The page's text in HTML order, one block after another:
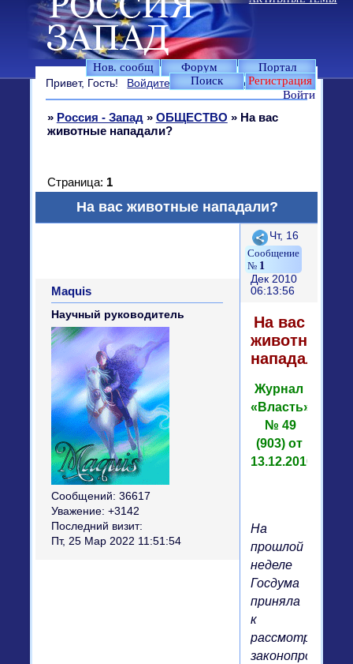
Нов. сообщ Форум
Портал
Поиск
Регистрация
Войти
Привет, Гость! Войдите илизарегистрируйтесь.
» Россия - Запад » ОБЩЕСТВО » На вас
животные нападали?
На вас животные нападали?
Страница: 1
Поделиться
1
Чт, 16
Дек 2010
06:13:56
Maquis
Научный руководитель
Сообщений: 36617
Уважение: +3142
Последний визит:
Пт, 25 Мар 2022 11:51:54
На вас
животные
нападали?
Журнал
«Власть»
№ 49
(903) от
13.12.2010
На
прошлой
неделе
Госдума
приняла
к
рассмотрению
законопроект